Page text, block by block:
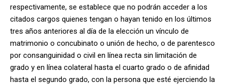
respectivamente, se establece que no podrán acceder a los
citados cargos quienes tengan o hayan tenido en los últimos
tres años anteriores al día de la elección un vínculo de
matrimonio o concubinato o unión de hecho, o de parentesco
por consanguinidad o civil en línea recta sin limitación de
grado y en línea colateral hasta el cuarto grado o de afinidad
hasta el segundo grado, con la persona que esté ejerciendo la